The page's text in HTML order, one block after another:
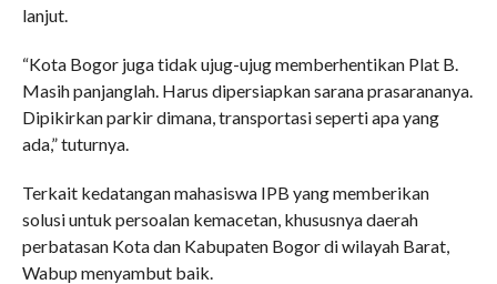
lanjut.
“Kota Bogor juga tidak ujug-ujug memberhentikan Plat B.
Masih panjanglah. Harus dipersiapkan sarana prasarananya.
Dipikirkan parkir dimana, transportasi seperti apa yang
ada,” tuturnya.
Terkait kedatangan mahasiswa IPB yang memberikan
solusi untuk persoalan kemacetan, khususnya daerah
perbatasan Kota dan Kabupaten Bogor di wilayah Barat,
Wabup menyambut baik.